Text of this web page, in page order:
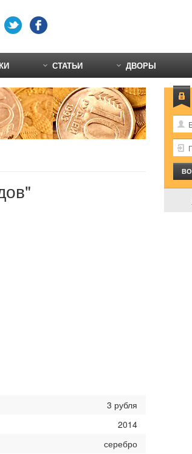
СТАТЬИ ДВОРЫ
3 рубля
2014
серебро